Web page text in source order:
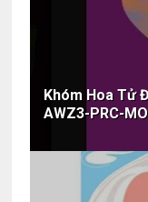
Khóm Hoa Tử
AWZ3-PRC-